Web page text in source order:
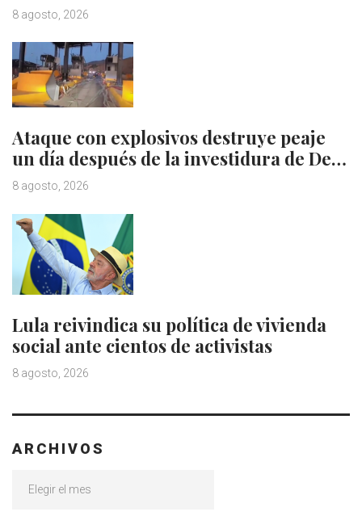
8 agosto, 2026
Ataque con explosivos destruye peaje
un día después de la investidura de De…
8 agosto, 2026
Lula reivindica su política de vivienda
social ante cientos de activistas
8 agosto, 2026
ARCHIVOS